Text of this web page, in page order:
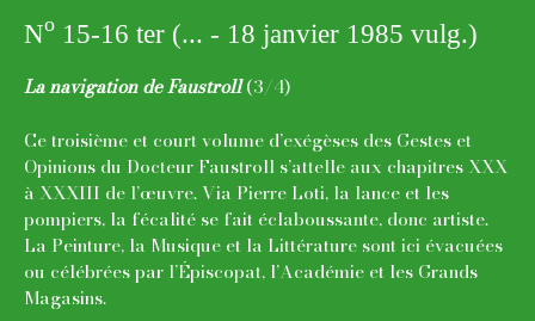
No 15-16 ter (... - 18 janvier 1985 vulg.)
La navigation de Faustroll (3/4)
Ce troisième et court volume d’exégèses des Gestes et
Opinions du Docteur Faustroll s’attelle aux chapitres XXX
à XXXIII de l’œuvre. Via Pierre Loti, la lance et les
pompiers, la fécalité se fait éclaboussante, donc artiste.
La Peinture, la Musique et la Littérature sont ici évacuées
ou célébrées par l’Épiscopat, l’Académie et les Grands
Magasins.